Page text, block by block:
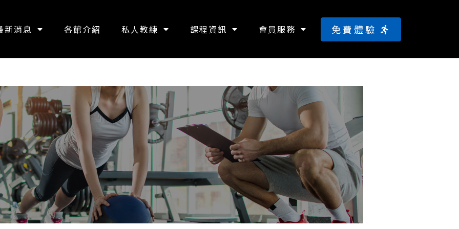
新消息 各館介紹 私人教練 課程資訊 會員服務 免費體驗